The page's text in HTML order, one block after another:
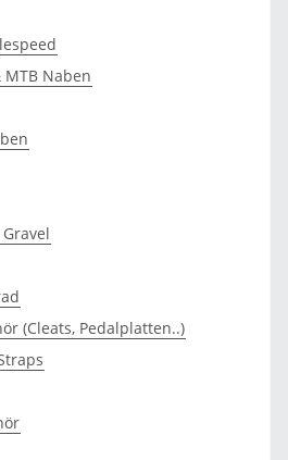
MTB Naben
(Cleats, Pedalplatten..)